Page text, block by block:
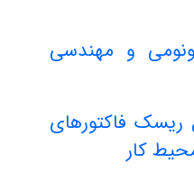
و مهندسی
ریسک فاکتورهای
کار